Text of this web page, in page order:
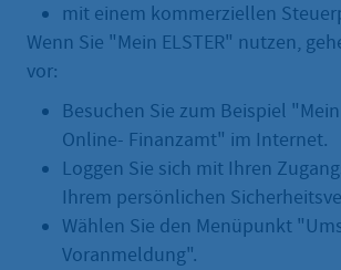
mit einem kommerziellen
Wenn Sie "Mein ELSTER" nutzen,
vor:
Besuchen Sie zum Beispiel "Mein
Online- Finanzamt" im Internet.
Loggen Sie sich mit Ihren
Ihrem persönlichen
Wählen Sie den Menüpunkt
Voranmeldung".